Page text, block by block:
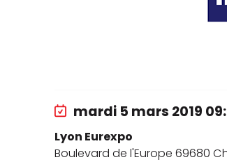
mardi 5 mars 2019
Lyon Eurexpo
Boulevard de l'Europe 69680